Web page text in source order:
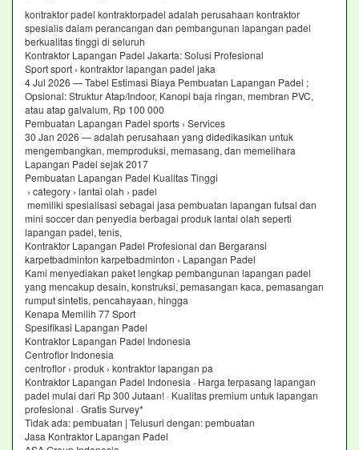
kontraktor padel kontraktorpadel adalah perusahaan kontraktor
spesialis dalam perancangan dan pembangunan lapangan padel
berkualitas tinggi di seluruh
Kontraktor Lapangan Padel Jakarta: Solusi Profesional
Sport sport › kontraktor lapangan padel jaka
4 Jul 2026 — Tabel Estimasi Biaya Pembuatan Lapangan Padel ;
Opsional: Struktur Atap/Indoor, Kanopi baja ringan, membran PVC,
atau atap galvalum, Rp 100 000
Pembuatan Lapangan Padel sports › Services
30 Jan 2026 — adalah perusahaan yang didedikasikan untuk
mengembangkan, memproduksi, memasang, dan memelihara
Lapangan Padel sejak 2017
Pembuatan Lapangan Padel Kualitas Tinggi
› category › lantai olah › padel
memiliki spesialisasi sebagai jasa pembuatan lapangan futsal dan
mini soccer dan penyedia berbagai produk lantai olah seperti
lapangan padel, tenis,
Kontraktor Lapangan Padel Profesional dan Bergaransi
karpetbadminton karpetbadminton › Lapangan Padel
Kami menyediakan paket lengkap pembangunan lapangan padel
yang mencakup desain, konstruksi, pemasangan kaca, pemasangan
rumput sintetis, pencahayaan, hingga
Kenapa Memilih 77 Sport
Spesifikasi Lapangan Padel
Kontraktor Lapangan Padel Indonesia
Centroflor Indonesia
centroflor › produk › kontraktor lapangan pa
Kontraktor Lapangan Padel Indonesia · Harga terpasang lapangan
padel mulai dari Rp 300 Jutaan! · Kualitas premium untuk lapangan
profesional · Gratis Survey*
Tidak ada: pembuatan ‎| Telusuri dengan: pembuatan
Jasa Kontraktor Lapangan Padel